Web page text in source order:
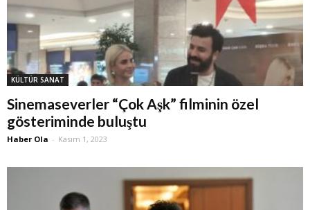
KÜLTÜR SANAT
Sinemaseverler “Çok Aşk” filminin özel
gösteriminde buluştu
Haber Ola - Kasım 1, 2023